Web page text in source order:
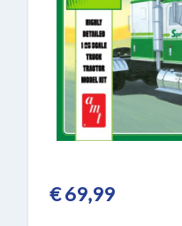
€ 69,99